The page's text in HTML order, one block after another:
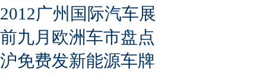
2012广州国际汽车展
前九月欧洲车市盘点
沪免费发新能源车牌